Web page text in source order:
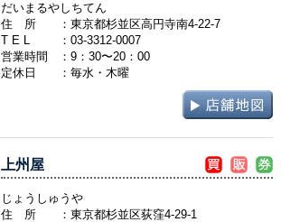
だいまるやしちてん
住 所
：東京都杉並区高円寺南4-22-7
T E L
： 03-3312-0007
営業時間
：9：30〜20：00
定休日
：毎水・木曜
上州屋
じょうしゅうや
住 所
：東京都杉並区荻窪4-29-1